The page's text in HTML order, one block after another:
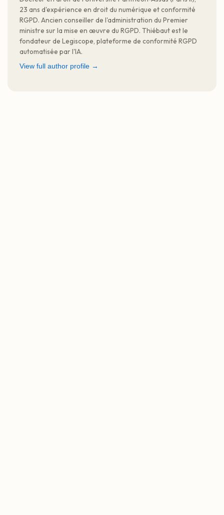
23 ans d'expérience en droit du numérique et conformité
RGPD. Ancien conseiller de l'administration du Premier
ministre sur la mise en œuvre du RGPD. Thiébaut est le
fondateur de Legiscope, plateforme de conformité RGPD
automatisée par l'IA.
View full author profile →